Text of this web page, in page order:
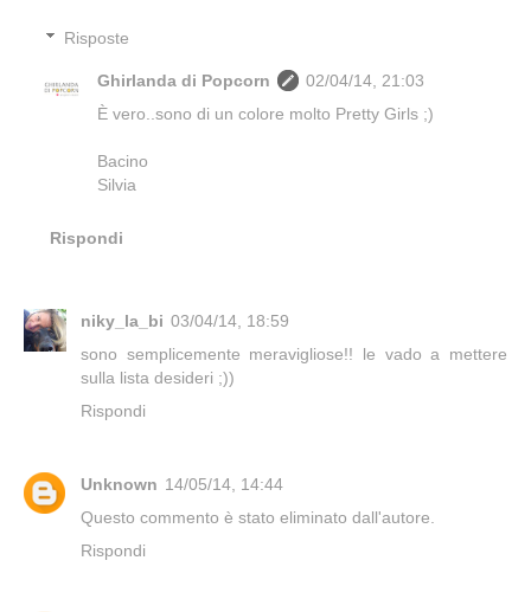
Risposte
Ghirlanda di Popcorn
02/04/14, 21:03
È vero..sono di un colore molto Pretty Girls ;)
Bacino
Silvia
Rispondi
niky_la_bi 03/04/14, 18:59
sono semplicemente meravigliose!! le vado a mettere
sulla lista desideri ;))
Rispondi
Unknown 14/05/14, 14:44
Questo commento è stato eliminato dall'autore.
Rispondi